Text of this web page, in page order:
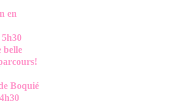
en
Boquié